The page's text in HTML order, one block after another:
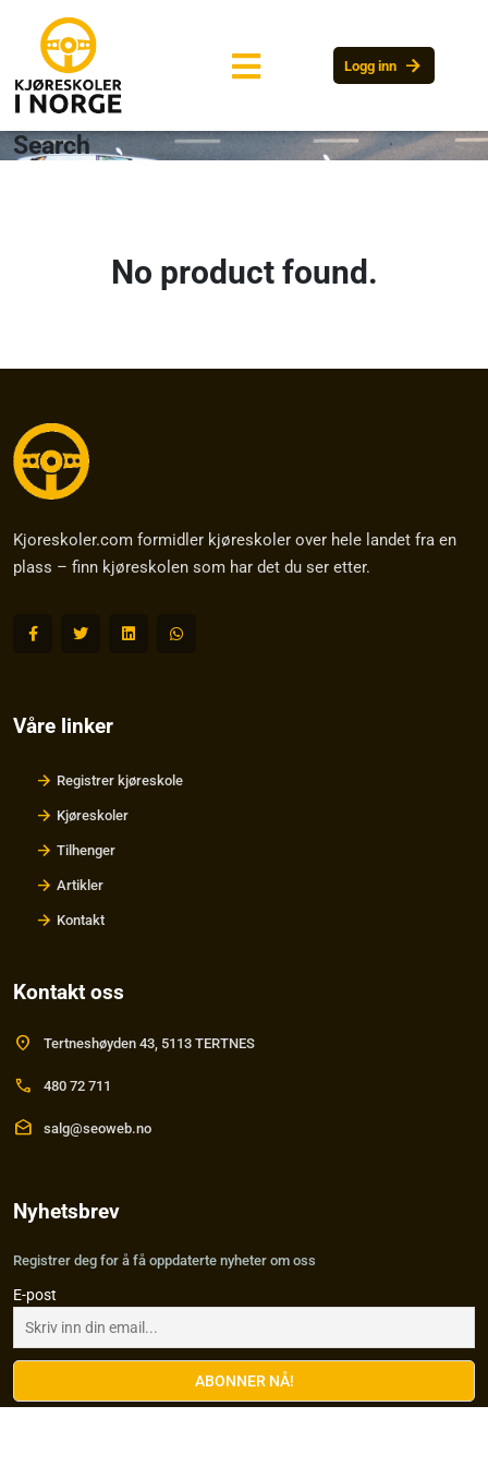
Logg inn arrow_forward
Search
No product found.
Kjoreskoler.com formidler kjøreskoler over hele landet fra en
plass – finn kjøreskolen som har det du ser etter.
Våre linker
Registrer kjøreskole
Kjøreskoler
Tilhenger
Artikler
Kontakt
Kontakt oss
location_on Tertneshøyden 43, 5113 TERTNES
call 480 72 711
drafts salg@seoweb.no
Nyhetsbrev
Registrer deg for å få oppdaterte nyheter om oss
E-post